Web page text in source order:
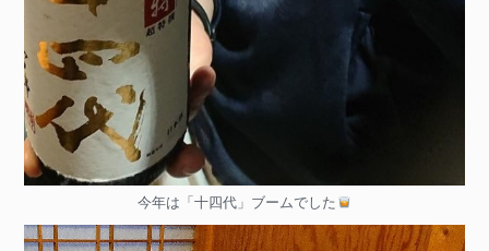
今年は「十四代」ブームでした